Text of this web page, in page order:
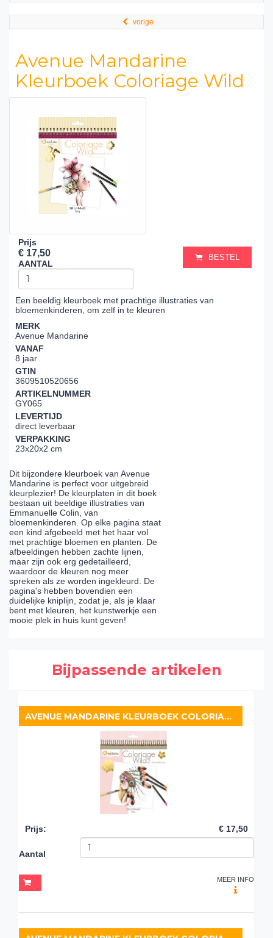
vorige
Avenue Mandarine
Kleurboek Coloriage Wild
Prijs
€ 17,50
AANTAL
BESTEL
Een beeldig kleurboek met prachtige illustraties van
bloemenkinderen, om zelf in te kleuren
MERK
Avenue Mandarine
VANAF
8 jaar
GTIN
3609510520656
ARTIKELNUMMER
GY065
LEVERTIJD
direct leverbaar
VERPAKKING
23x20x2 cm
Dit bijzondere kleurboek van Avenue
Mandarine is perfect voor uitgebreid
kleurplezier! De kleurplaten in dit boek
bestaan uit beeldige illustraties van
Emmanuelle Colin, van
bloemenkinderen. Op elke pagina staat
een kind afgebeeld met het haar vol
met prachtige bloemen en planten. De
afbeeldingen hebben zachte lijnen,
maar zijn ook erg gedetailleerd,
waardoor de kleuren nog meer
spreken als ze worden ingekleurd. De
pagina's hebben bovendien een
duidelijke kniplijn, zodat je, als je klaar
bent met kleuren, het kunstwerkje een
mooie plek in huis kunt geven!
Bijpassende artikelen
AVENUE MANDARINE KLEURBOEK COLORIAGE WILD 2
Prijs: € 17,50
Aantal
MEER INFO